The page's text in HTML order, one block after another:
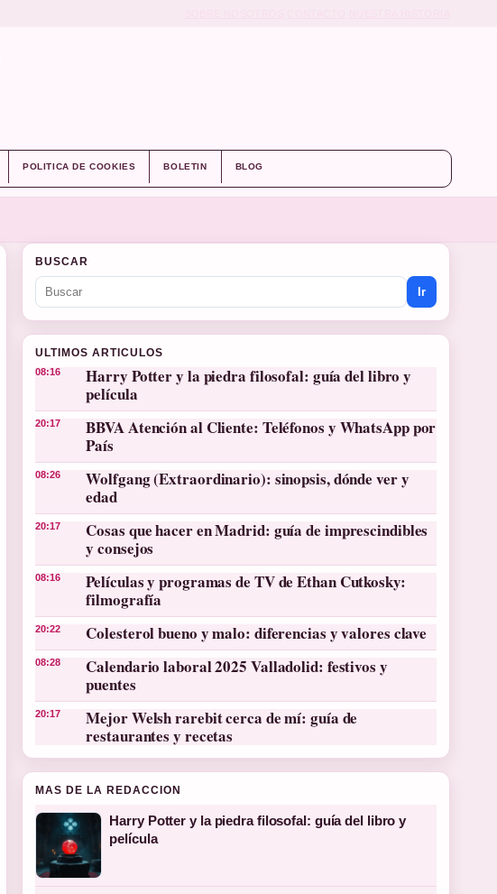
POLITICA DE COOKIES BOLETIN BLOG
BUSCAR
Ir
ULTIMOS ARTICULOS
08:16
Harry Potter y la piedra filosofal: guía del libro y
película
20:17
BBVA Atención al Cliente: Teléfonos y WhatsApp por
País
08:26
Wolfgang (Extraordinario): sinopsis, dónde ver y
edad
20:17
Cosas que hacer en Madrid: guía de imprescindibles
y consejos
08:16
Películas y programas de TV de Ethan Cutkosky:
filmografía
20:22 Colesterol bueno y malo: diferencias y valores clave
08:28
Calendario laboral 2025 Valladolid: festivos y
puentes
20:17
Mejor Welsh rarebit cerca de mí: guía de
restaurantes y recetas
MAS DE LA REDACCION
Harry Potter y la piedra filosofal: guía del libro y
película